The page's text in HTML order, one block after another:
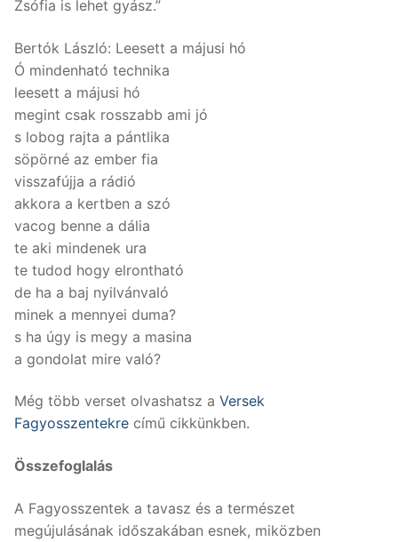
Zsófia is lehet gyász.”
Bertók László: Leesett a májusi hó
Ó mindenható technika
leesett a májusi hó
megint csak rosszabb ami jó
s lobog rajta a pántlika
söpörné az ember fia
visszafújja a rádió
akkora a kertben a szó
vacog benne a dália
te aki mindenek ura
te tudod hogy elrontható
de ha a baj nyilvánvaló
minek a mennyei duma?
s ha úgy is megy a masina
a gondolat mire való?
Még több verset olvashatsz a Versek
Fagyosszentekre című cikkünkben.
Összefoglalás
A Fagyosszentek a tavasz és a természet
megújulásának időszakában esnek, miközben